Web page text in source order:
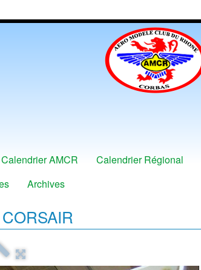
Calendrier AMCR Calendrier Régional
Archives